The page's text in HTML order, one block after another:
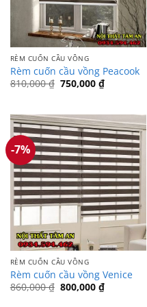
RÈM CUỐN CẦU VỒNG
Rèm cuốn cầu vồng Peacook
810,000₫ Giá
gốc
750,000 ₫Giá
hiện
750,000 ₫.
-7%
RÈM CUỐN CẦU VỒNG
Rèm cuốn cầu vồng Venice
860,000₫ Giá
800,000 ₫Giá
hiện